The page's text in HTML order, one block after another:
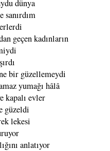
dünya
sanırdım
geçen kadınların
bir güzellemeydi
yumağı hâlâ
kapalı evler
güzeldi
lekesi
anlatıyor